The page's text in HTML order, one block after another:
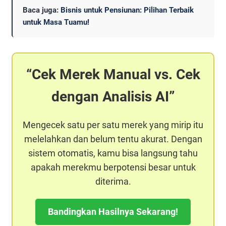
Baca juga: Bisnis untuk Pensiunan: Pilihan Terbaik
untuk Masa Tuamu!
Cek Merek Manual vs. Cek
dengan Analisis AI
Mengecek satu per satu merek yang mirip itu
melelahkan dan belum tentu akurat. Dengan
sistem otomatis, kamu bisa langsung tahu
apakah merekmu berpotensi besar untuk
diterima.
Bandingkan Hasilnya Sekarang!